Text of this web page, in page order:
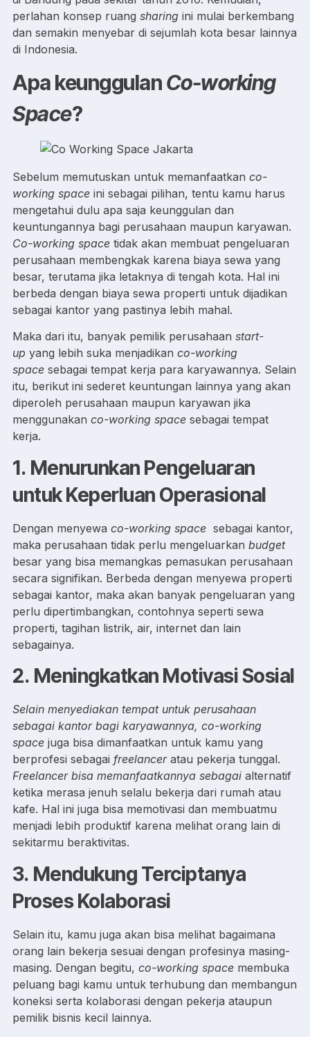
perlahan konsep ruang sharing ini mulai berkembang
dan semakin menyebar di sejumlah kota besar lainnya
di Indonesia.
Apa keunggulanCo-working
Space?
Sebelum memutuskan untuk memanfaatkan co-
working space ini sebagai pilihan, tentu kamu harus
mengetahui dulu apa saja keunggulan dan
keuntungannya bagi perusahaan maupun karyawan.
Co-working space tidak akan membuat pengeluaran
perusahaan membengkak karena biaya sewa yang
besar, terutama jika letaknya di tengah kota. Hal ini
berbeda dengan biaya sewa properti untuk dijadikan
sebagai kantor yang pastinya lebih mahal.
Maka dari itu, banyak pemilik perusahaan start-
up yang lebih suka menjadikan co-working
space sebagai tempat kerja para karyawannya. Selain
itu, berikut ini sederet keuntungan lainnya yang akan
diperoleh perusahaan maupun karyawan jika
menggunakan co-working space sebagai tempat
kerja.
1. Menurunkan Pengeluaran
untuk Keperluan Operasional
Dengan menyewa co-working space sebagai kantor,
maka perusahaan tidak perlu mengeluarkan budget
besar yang bisa memangkas pemasukan perusahaan
secara signifikan. Berbeda dengan menyewa properti
sebagai kantor, maka akan banyak pengeluaran yang
perlu dipertimbangkan, contohnya seperti sewa
properti, tagihan listrik, air, internet dan lain
sebagainya.
2. Meningkatkan Motivasi Sosial
Selain menyediakan tempat untuk perusahaan
sebagai kantor bagi karyawannya, co-working
space juga bisa dimanfaatkan untuk kamu yang
berprofesi sebagai freelancer atau pekerja tunggal.
Freelancer bisa memanfaatkannya sebagai alternatif
ketika merasa jenuh selalu bekerja dari rumah atau
kafe. Hal ini juga bisa memotivasi dan membuatmu
menjadi lebih produktif karena melihat orang lain di
sekitarmu beraktivitas.
3. Mendukung Terciptanya
Proses Kolaborasi
Selain itu, kamu juga akan bisa melihat bagaimana
orang lain bekerja sesuai dengan profesinya masing-
masing. Dengan begitu, co-working space membuka
peluang bagi kamu untuk terhubung dan membangun
koneksi serta kolaborasi dengan pekerja ataupun
pemilik bisnis kecil lainnya.